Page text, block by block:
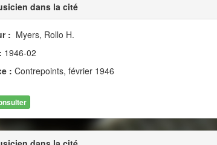
dans la cité
: Myers, Rollo H.
1946-02
: Contrepoints, février 1946